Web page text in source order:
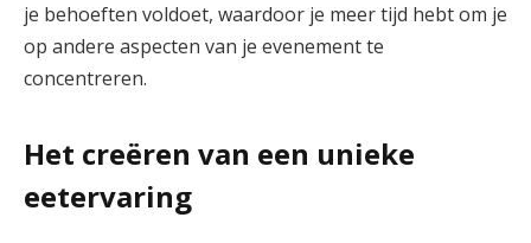
je behoeften voldoet, waardoor je meer tijd hebt om je
op andere aspecten van je evenement te
concentreren.
Het creëren van een unieke
eetervaring